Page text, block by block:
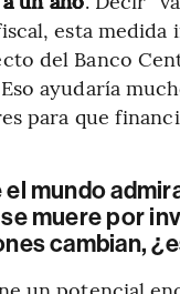
esta medida
del Banco
ayudaría
para que
mundo
muere por
cambian,